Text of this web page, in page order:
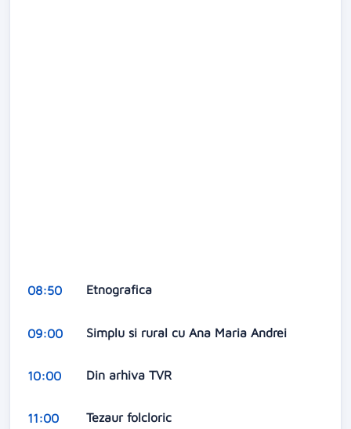
08:50 Etnografica
09:00 Simplu si rural cu Ana Maria Andrei
10:00 Din arhiva TVR
11:00 Tezaur folcloric